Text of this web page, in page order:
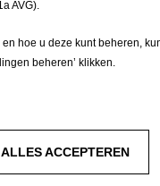
AVG).
hoe u deze kunt beheren,
beheren’ klikken.
ALLES ACCEPTEREN